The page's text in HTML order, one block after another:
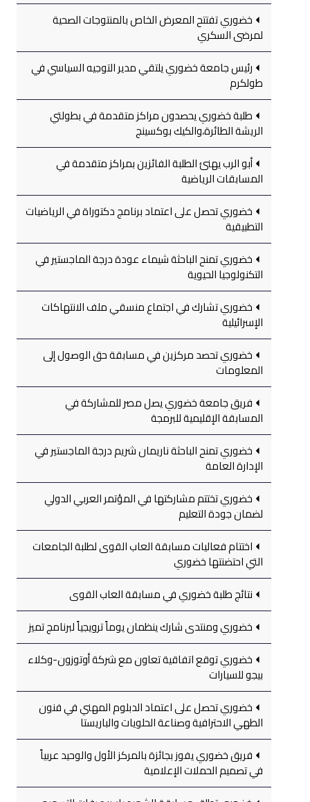
خضوري تفتتح المعرض الخاص بالمنتوجات الصحية
لمرضى السكري
رئيس جامعة خضوري يلتقي مدير التوجيه السياسي في
طولكرم
طلبة خضوري يحصدون مراكز متقدمة في بطولتي
الريشة الطائرة،والكيك بوكسينج
أبو الرب يهنئ الطلبة الفائزين بمراكز متقدمة في
المسابقات الرياضية
خضوري تحصل على اعتماد برنامج دكتوراة في الرياضيات
التطبيقية
خضوري تمنح الباحثة شيماء عودة درجة الماجستير في
التكنولوجيا الحيوية
خضوري تشارك في اجتماع منسقي ملف الانتهاكات
الإسرائيلية
خضوري تحصد مركزين في مسابقة حق الوصول إلى
المعلومات
فريق جامعة خضوري يصل مصر للمشاركة في
المسابقة الإقليمية للبرمجة
خضوري تمنح الباحثة ناريمان شريم درجة الماجستير في
الإدارة العامة
خضوري تختتم مشاركتها في المؤتمر العربي الدولي
لضمان جودة التعليم
اختتام فعاليات مسابقة العاب القوى لطلبة الجامعات
التي احتضنتها خضوري
نتائج طلبة خضوري في مسابقة العاب القوى
خضوري ومنتدى شارك ينظمان يوماً ترويجياً لبرنامج تميز
خضوري توقع اتفاقية تعاون مع شركة أوتوزون-وكلاء
بيجو للسيارات
خضوري تحصل على اعتماد الدبلوم المهني في فنون
الطهي الاحترافية وصناعة الحلويات والباريستا
فريق خضوري يفوز بجائزة بالمركز الأول والوحيد عربياً
في تصميم الحملات الإعلامية